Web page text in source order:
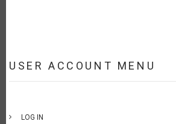
USER ACCOUNT MENU
LOG IN